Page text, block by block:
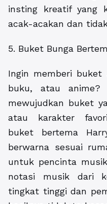
insting kreatif yang
acak-acakan dan
5. Buket Bunga
Ingin memberi buket
buku, atau anime?
mewujudkan buket
atau karakter
buket bertema
berwarna sesuai
untuk pencinta
notasi musik dari
tingkat tinggi dan